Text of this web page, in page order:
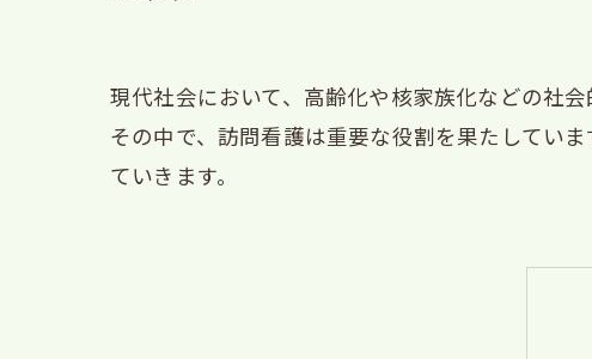
現代社会において、高齢化や核家族化などの社
その中で、訪問看護は重要な役割を果たしてい
ていきます。